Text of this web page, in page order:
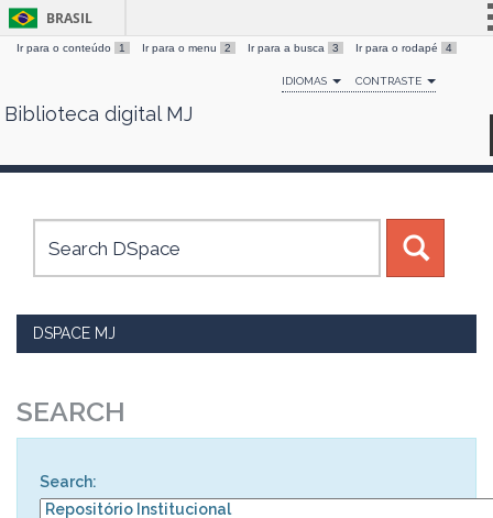
Skip
BRASIL
Simplifique!
Comunica BR
Canais
Ir para o conteúdo 1 Ir para o menu 2 Ir para a busca 3 Ir para o rodapé 4
IDIOMAS CONTRASTE
Biblioteca digital MJ
DSPACE MJ
SEARCH
Search: